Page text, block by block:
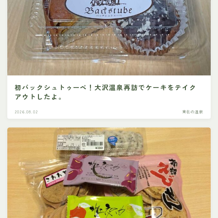
初バックシュトゥーベ！大沢温泉再訪でケーキをテイク
アウトしたよ。
2026.08.02 東北の温泉